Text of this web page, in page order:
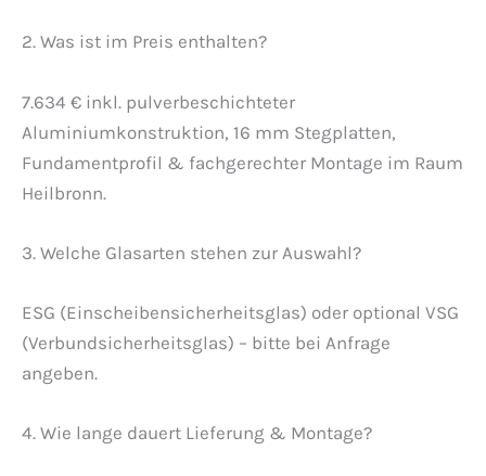
2. Was ist im Preis enthalten?
7.634 € inkl. pulverbeschichteter
Aluminiumkonstruktion, 16 mm Stegplatten,
Fundamentprofil & fachgerechter Montage im Raum
Heilbronn.
3. Welche Glasarten stehen zur Auswahl?
ESG (Einscheibensicherheitsglas) oder optional VSG
(Verbundsicherheitsglas) – bitte bei Anfrage
angeben.
4. Wie lange dauert Lieferung & Montage?